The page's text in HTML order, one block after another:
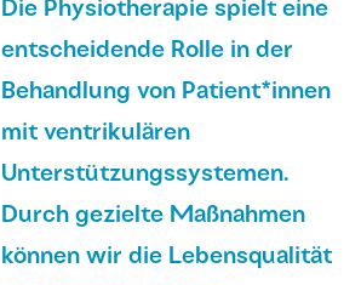
Die Physiotherapie spielt eine
entscheidende Rolle in der
Behandlung von Patient*innen
mit ventrikulären
Unterstützungssystemen.
Durch gezielte Maßnahmen
können wir die Lebensqualität